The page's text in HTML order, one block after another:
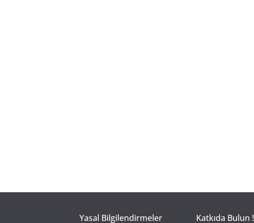
Yasal Bilgilendirmeler Katkıda Bulun !